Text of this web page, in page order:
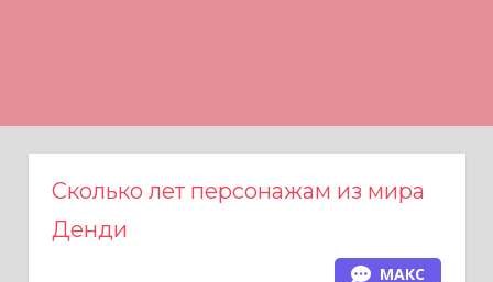
Сколько лет персонажам из мира
Денди
МАКС